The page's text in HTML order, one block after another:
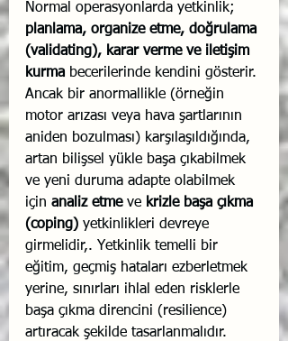
Normal operasyonlarda yetkinlik;
planlama, organize etme, doğrulama
(validating), karar verme ve iletişim
kurma becerilerinde kendini gösterir.
Ancak bir anormallikle (örneğin
motor arızası veya hava şartlarının
aniden bozulması) karşılaşıldığında,
artan bilişsel yükle başa çıkabilmek
ve yeni duruma adapte olabilmek
için analiz etme ve krizle başa çıkma
(coping) yetkinlikleri devreye
girmelidir,. Yetkinlik temelli bir
eğitim, geçmiş hataları ezberletmek
yerine, sınırları ihlal eden risklerle
başa çıkma direncini (resilience)
artıracak şekilde tasarlanmalıdır.